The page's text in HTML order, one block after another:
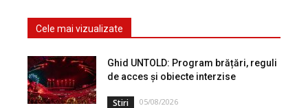
Cele mai vizualizate
Ghid UNTOLD: Program brățări, reguli
de acces și obiecte interzise
Stiri 05/08/2026